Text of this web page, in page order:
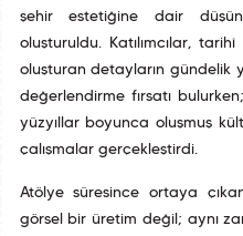
şehir estetiğine dair
oluşturuldu. Katılımcılar,
oluşturan detayların gündelik
değerlendirme fırsatı
yüzyıllar boyunca oluşmuş
çalışmalar gerçekleştirdi.
Atölye süresince ortaya
görsel bir üretim değil; aynı